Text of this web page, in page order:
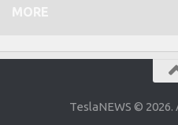
MORE
TeslaNEWS ©